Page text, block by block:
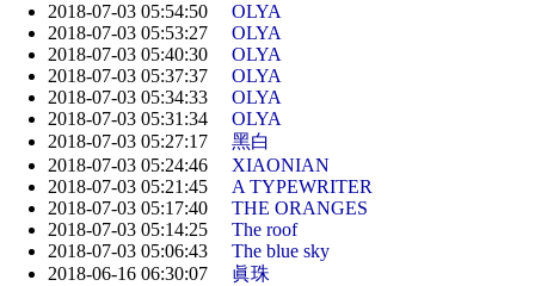
2018-07-03 05:54:50
OLYA
2018-07-03 05:53:27
OLYA
2018-07-03 05:40:30
OLYA
2018-07-03 05:37:37
OLYA
2018-07-03 05:34:33
OLYA
2018-07-03 05:31:34
OLYA
2018-07-03 05:27:17
黑白
2018-07-03 05:24:46
XIAONIAN
2018-07-03 05:21:45
A TYPEWRITER
2018-07-03 05:17:40
THE ORANGES
2018-07-03 05:14:25
The roof
2018-07-03 05:06:43
The blue sky
2018-06-16 06:30:07
眞珠